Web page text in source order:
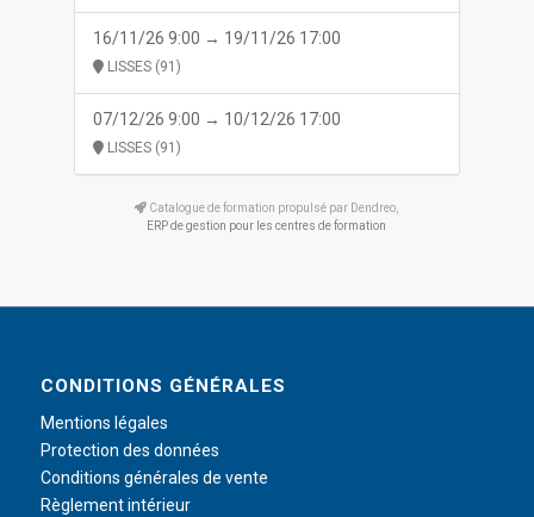
16/11/26 9:00 → 19/11/26 17:00
LISSES (91)
07/12/26 9:00 → 10/12/26 17:00
LISSES (91)
Catalogue de formation propulsé par Dendreo,
ERP de gestion pour les centres de formation
CONDITIONS GÉNÉRALES
Mentions légales
Protection des données
Conditions générales de vente
Règlement intérieur